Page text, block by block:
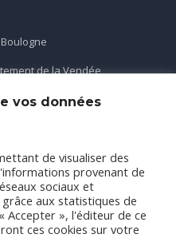
de la Vendée
gratuite mobile Ma
alertes et les actualités
vos données
de visualiser des
provenant de
sociaux et
aux statistiques de
Accepter », l'éditeur de ce
ces cookies sur votre